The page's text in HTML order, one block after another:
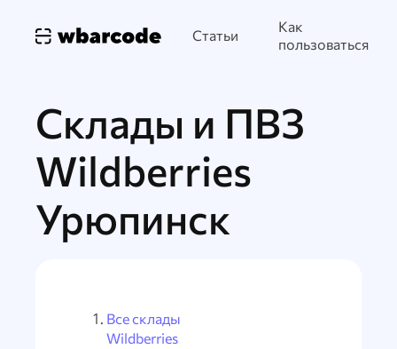
Статьи
Как
пользоваться
Склады и ПВЗ
Wildberries
Урюпинск
Все склады
Wildberries